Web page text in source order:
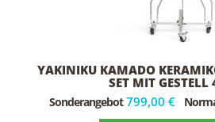
YAKINIKU KAMADO
SET MIT GESTELL
Sonderangebot 799,00 €